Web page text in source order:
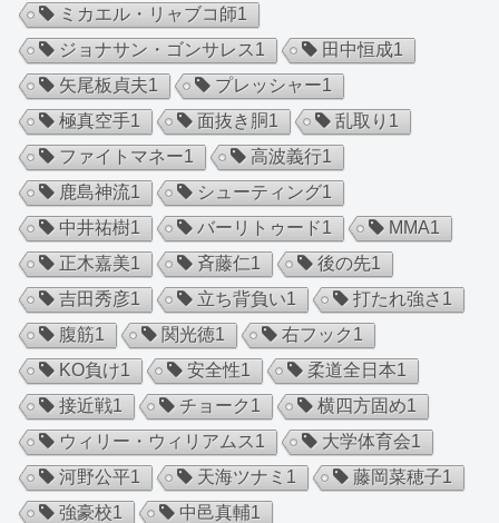
ミカエル・リャブコ師1
ジョナサン・ゴンサレス1 田中恒成1
矢尾板貞夫1 プレッシャー1
極真空手1 面抜き胴 1 乱取り 1
ファイトマネー1 高波義行1
鹿島神流1 シューティング1
中井祐樹1 バーリトゥード1 MMA1
正木嘉美1 斉藤仁1 後の先1
吉田秀彦1 立ち背負い1 打たれ強さ 1
腹筋1 関光徳1 右フック1
KO負け1 安全性1 柔道全日本1
接近戦1 チョーク1 横四方固め1
ウィリー・ウィリアムス1 大学体育会1
河野公平1 天海ツナミ 1 藤岡菜穂子1
強豪校1 中邑真輔1